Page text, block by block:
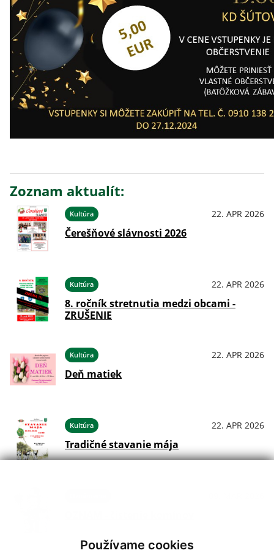
Používame cookies
Zoznam aktualít:
Kultúra 22. APR 2026
Čerešňové slávnosti 2026
Kultúra 22. APR 2026
8. ročník stretnutia medzi obcami -
ZRUŠENIE
Kultúra 22. APR 2026
Deň matiek
Kultúra 22. APR 2026
Tradičné stavanie mája